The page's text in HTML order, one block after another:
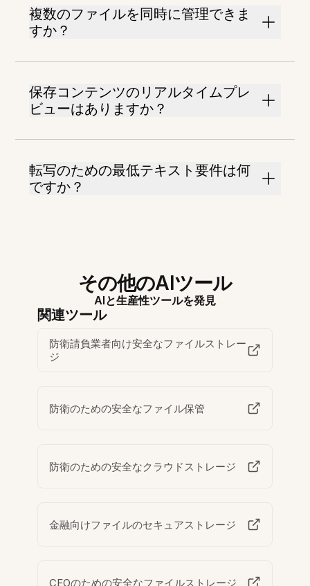
複数のファイルを同時に管理できま
すか？
保存コンテンツのリアルタイムプレ
ビューはありますか？
転写のための最低テキスト要件は何
ですか？
その他のAIツール
AIと生産性ツールを発見
関連ツール
防衛請負業者向け安全なファイルストレー
ジ
防衛のための安全なファイル保管
防衛のための安全なクラウドストレージ
金融向けファイルのセキュアストレージ
CEOのための安全なファイルストレージ